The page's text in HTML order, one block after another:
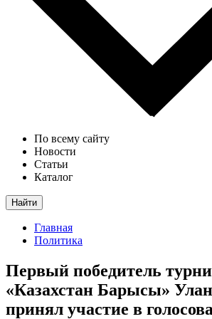
По всему сайту
Новости
Статьи
Каталог
Найти
Главная
Политика
Первый победитель
«Казахстан Барысы»
принял участие в